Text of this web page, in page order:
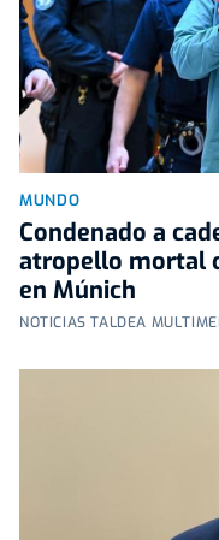
MUNDO
Condenado a
atropello mortal
en Múnich
NOTICIAS TALDEA